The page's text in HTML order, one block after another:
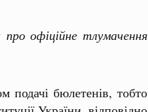
офіційне тлумачення
бюлетенів, тобто